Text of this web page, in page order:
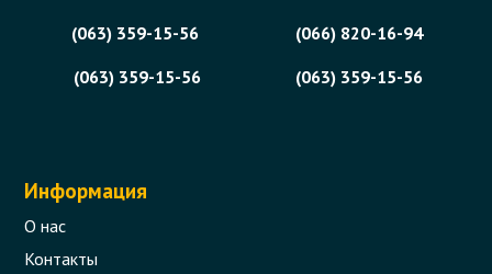
(063) 359-15-56
(066) 820-16-94
(063) 359-15-56
(063) 359-15-56
Информация
О нас
Контакты